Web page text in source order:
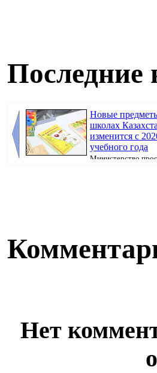
Последние
Новые
школах
изменится с
учебного года
Министерство
Нет